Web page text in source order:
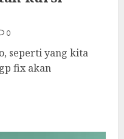
0
seperti yang kita
fix akan